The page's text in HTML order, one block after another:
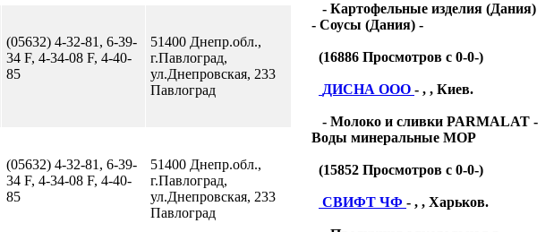
(05632) 4-32-81, 6-39-
34 F, 4-34-08 F, 4-40-
85
51400 Днепр.обл.,
г.Павлоград,
ул.Днепровская, 233
Павлоград
(05632) 4-32-81, 6-39-
34 F, 4-34-08 F, 4-40-
85
51400 Днепр.обл.,
г.Павлоград,
ул.Днепровская, 233
Павлоград
- Картофельные изделия (Дания)
- Соусы (Дания) -
(16886 Просмотров с 0-0-)
ДИСНА ООО - , , Киев.
- Молоко и сливки PARMALAT -
Воды минеральные МОР
(15852 Просмотров с 0-0-)
СВИФТ ЧФ - , , Харьков.